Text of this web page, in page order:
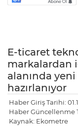
E-ticaret
markalardan
alanında
hazırlanıyor
Haber Giriş Tarihi:
Haber Güncellenme
Kaynak: Ekometre